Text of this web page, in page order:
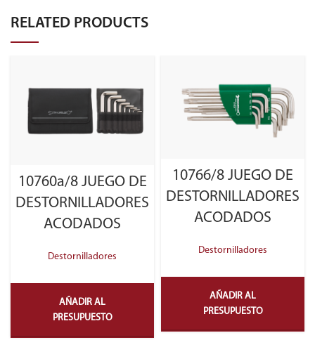
RELATED PRODUCTS
10760a/8 JUEGO DE
DESTORNILLADORES
ACODADOS
Destornilladores
AÑADIR AL
PRESUPUESTO
10766/8 JUEGO DE
DESTORNILLADORES
ACODADOS
Destornilladores
AÑADIR AL
PRESUPUESTO